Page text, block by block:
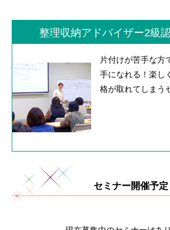
整理収納アドバイザー2級
片付けが苦手な方
手になれる！楽し
格が取れてしまう
セミナー開催予定